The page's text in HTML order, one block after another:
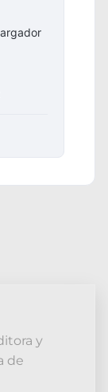
y
de